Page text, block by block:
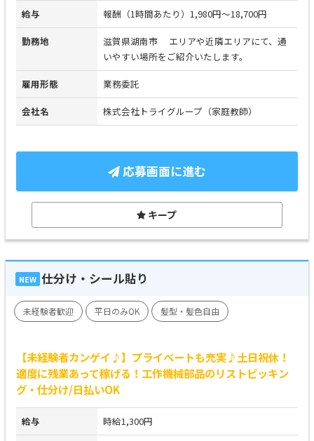
給与 報酬（1時間あたり）1,980円～18,700円
勤務地
滋賀県湖南市 エリアや近隣エリアにて、通
いやすい場所をご紹介いたします。
雇用形態 業務委託
会社名 株式会社トライグループ（家庭教師）
応募画面に進む
キープ
NEW 仕分け・シール貼り
未経験者歓迎 平日のみOK 髪型・髪色自由
【未経験者カンゲイ♪】プライベートも充実♪土日祝休！
適度に残業あって稼げる！工作機械部品のリストピッキン
グ・仕分け/日払いOK
給与 時給1,300円